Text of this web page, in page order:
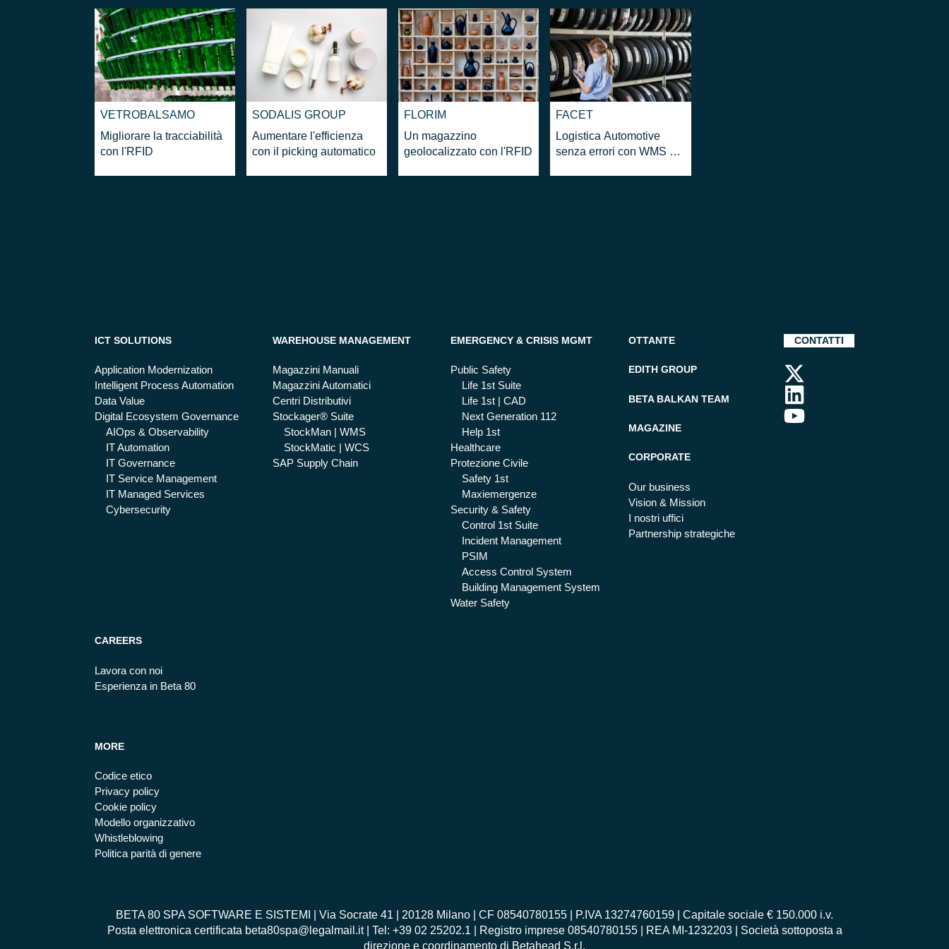
VETROBALSAMO
Migliorare la tracciabilità
con l'RFID
SODALIS GROUP
Aumentare l'efficienza
con il picking automatico
FLORIM
Un magazzino
geolocalizzato con l'RFID
FACET
Logistica Automotive
senza errori con WMS e
ICT SOLUTIONS
Application Modernization
Intelligent Process Automation
Data Value
Digital Ecosystem Governance
AIOps & Observability
IT Automation
IT Governance
IT Service Management
IT Managed Services
Cybersecurity
WAREHOUSE MANAGEMENT
Magazzini Manuali
Magazzini Automatici
Centri Distributivi
Stockager® Suite
StockMan | WMS
StockMatic | WCS
SAP Supply Chain
EMERGENCY & CRISIS MGMT
Public Safety
Life 1st Suite
Life 1st | CAD
Next Generation 112
Help 1st
Healthcare
Protezione Civile
Safety 1st
Maxiemergenze
Security & Safety
Control 1st Suite
Incident Management
PSIM
Access Control System
Building Management System
Water Safety
OTTANTE
EDITH GROUP
BETA BALKAN TEAM
MAGAZINE
CORPORATE
Our business
Vision & Mission
I nostri uffici
Partnership strategiche
CAREERS
Lavora con noi
Esperienza in Beta 80
MORE
Codice etico
Privacy policy
Cookie policy
Modello organizzativo
Whistleblowing
Politica parità di genere
CONTATTI
BETA 80 SPA SOFTWARE E SISTEMI | Via Socrate 41 | 20128 Milano | CF 08540780155 | P.IVA 13274760159 | Capitale sociale € 150.000 i.v.
Posta elettronica certificata beta80spa@legalmail.it | Tel: +39 02 25202.1 | Registro imprese 08540780155 | REA MI-1232203 | Società sottoposta a
direzione e coordinamento di Betahead S.r.l.